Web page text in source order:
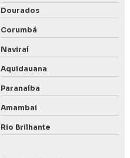
Dourados
Corumbá
Naviraí
Aquidauana
Paranaíba
Amambai
Rio Brilhante